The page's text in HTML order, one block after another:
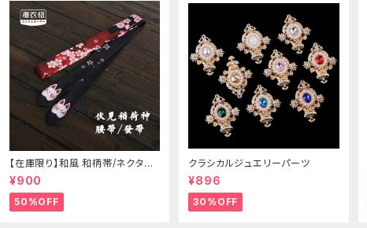
【在庫限り】和風 和柄帯/ネクタイ/
リボン（狐面/金魚
¥900
50%OFF
クラシカルジュエリーパーツ
¥896
30%OFF